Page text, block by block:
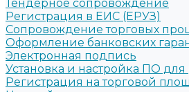
Тендерное сопровождение
Регистрация в ЕИС (ЕРУЗ)
Сопровождение торговых
Оформление банковских
Электронная подпись
Установка и настройка ПО для
Регистрация на торговой